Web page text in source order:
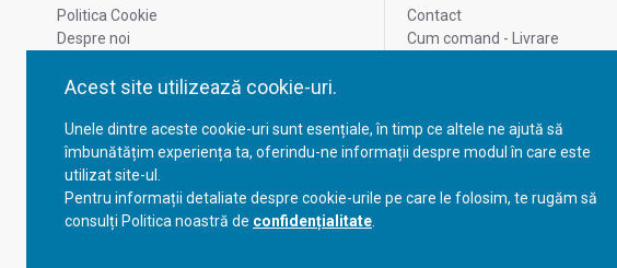
Acest site utilizează cookie-uri.
Unele dintre aceste cookie-uri sunt esențiale, în timp ce altele ne ajută să
îmbunătățim experiența ta, oferindu-ne informații despre modul în care este
utilizat site-ul.
Pentru informații detaliate despre cookie-urile pe care le folosim, te rugăm să
consulți Politica noastră de confidențialitate
Politica Cookie
Despre noi
Confidentialitate
GDPR - Datele tale
Contact
Cum comand - Livrare
ANPC
ANPC - SAL
Cum comand - Livrare